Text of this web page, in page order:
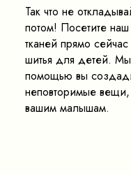
Так что не
потом! Посетите наш
тканей прямо
шитья для детей.
помощью вы
неповторимые вещи,
вашим малышам.